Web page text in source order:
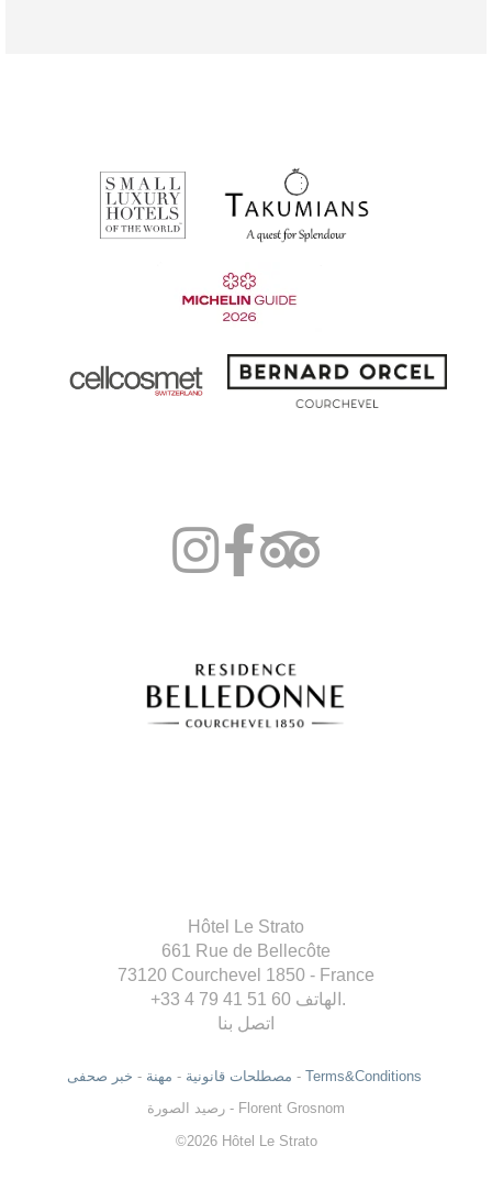
Hôtel Le Strato
661 Rue de Bellecôte
73120 Courchevel 1850 - France
+33 4 79 41 51 60
الهاتف.
اتصل بنا
مصطلحات قانونية - مهنة - خبر صحفى - Terms&Conditions
رصيد الصورة - Florent Grosnom
©2026 Hôtel Le Strato